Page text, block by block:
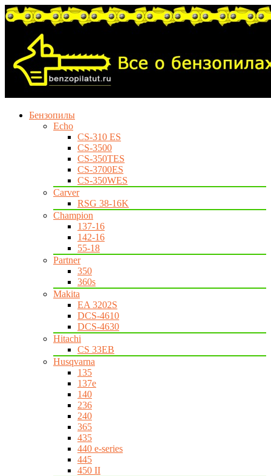
Бензопилы
Echo
CS-310 ES
CS-3500
CS-350TES
CS-3700ES
CS-350WES
Carver
RSG 38-16K
Champion
137-16
142-16
55-18
Partner
350
360s
Makita
EA 3202S
DCS-4610
DCS-4630
Hitachi
CS 33EB
Husqvarna
135
137e
140
236
240
365
435
440 e-series
445
450 II